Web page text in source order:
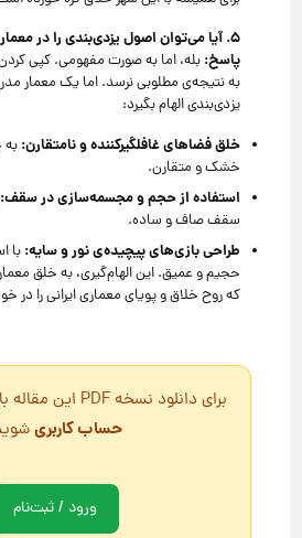
۵.آیا می‌توان اصول یزدی‌بندی را در
پاسخ: بله، اما به صورت مفهومی. کپی
به نتیجه‌ی مطلوبی نرسد. اما یک معمار
یزدی‌بندی الهام بگیرد:
خلق فضاهای غافلگیرکننده و نامتقارن: به
خشک و متقارن.
استفاده از حجم و مجسمه‌سازی در سقف:
سقف صاف و ساده.
طراحی بازی‌های پیچیده‌ی نور و سایه: با
حجیم و عمیق. این الهام‌گیری، به خلق
که روح خلاق و پویای معماری ایرانی را در
برای دانلود نسخه PDF این مقاله باید
حساب کاربری
ورود / ثبت‌نام